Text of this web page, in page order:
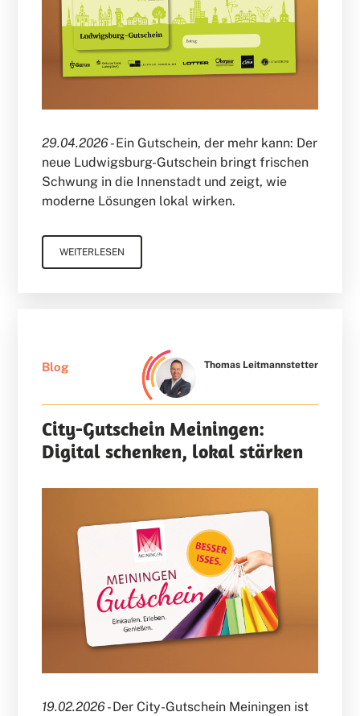
29.04.2026 -Ein Gutschein, der mehr kann: Der
neue Ludwigsburg-Gutschein bringt frischen
Schwung in die Innenstadt und zeigt, wie
moderne Lösungen lokal wirken.
WEITERLESEN
Blog Thomas Leitmannstetter
City-Gutschein Meiningen:
Digital schenken, lokal stärken
19.02.2026 -Der City-Gutschein Meiningen ist